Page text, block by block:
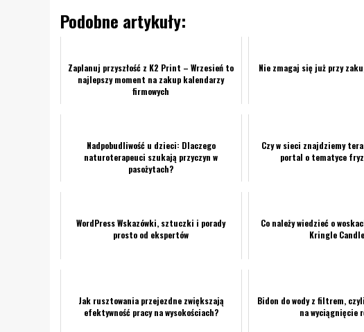
Podobne artykuły:
Zaplanuj przyszłość z K2 Print – Wrzesień to
najlepszy moment na zakup kalendarzy
firmowych
Nie zmagaj się już przy
Nadpobudliwość u dzieci: Dlaczego
naturoterapeuci szukają przyczyn w
pasożytach?
Czy w sieci znajdziemy
portal o tematyce
WordPress Wskazówki, sztuczki i porady
prosto od ekspertów
Co należy wiedzieć o
Kringle
Jak rusztowania przejezdne zwiększają
efektywność pracy na wysokościach?
Bidon do wody z filtrem,
na wyciągnięcie